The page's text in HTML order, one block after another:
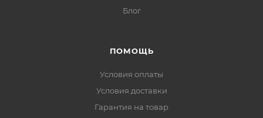
Блог
ПОМОЩЬ
Условия оплаты
Условия доставки
Гарантия на товар